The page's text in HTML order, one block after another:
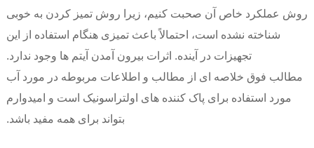
روش عملکرد خاص آن صحبت کنیم، زیرا روش تمیز کردن به خوبی
شناخته نشده است، احتمالاً باعث تمیزی هنگام استفاده از این
تجهیزات در آینده. اثرات بیرون آمدن آیتم ها وجود ندارد.
مطالب فوق خلاصه ای از مطالب و اطلاعات مربوطه در مورد آب
مورد استفاده برای پاک کننده های اولتراسونیک است و امیدوارم
بتواند برای همه مفید باشد.